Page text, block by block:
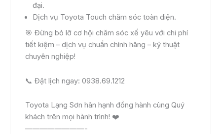
đại.
Dịch vụ Toyota Touch chăm sóc toàn diện.
🎯 Đừng bỏ lỡ cơ hội chăm sóc xế yêu với chi phí
tiết kiệm – dịch vụ chuẩn chính hãng – kỹ thuật
chuyên nghiệp!
📞 Đặt lịch ngay: 0938.69.1212
Toyota Lạng Sơn hân hạnh đồng hành cùng Quý
khách trên mọi hành trình! ❤️
————————-